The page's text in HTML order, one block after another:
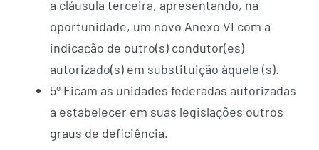
a cláusula terceira, apresentando, na
oportunidade, um novo Anexo VI com a
indicação de outro(s) condutor(es)
autorizado(s) em substituição àquele (s).
5º Ficam as unidades federadas autorizadas
a estabelecer em suas legislações outros
graus de deficiência.